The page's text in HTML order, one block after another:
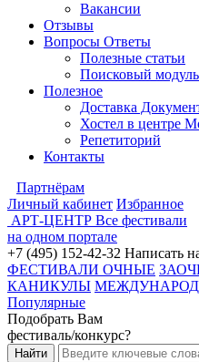
Вакансии
Отзывы
Вопросы Ответы
Полезные статьи
Поисковый
Полезное
Доставка
Хостел в центре
Репетиторий
Контакты
Партнёрам
Личный кабинет Избранное
АРТ-ЦЕНТР Все фестивали
на одном портале
+7 (495) 152-42-32 Написать
ФЕСТИВАЛИ ОЧНЫЕ
КАНИКУЛЫ
Популярные
Подобрать Вам
фестиваль/конкурс?